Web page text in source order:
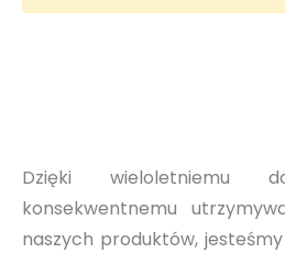
Dzięki wieloletniemu
konsekwentnemu
naszych produktów,